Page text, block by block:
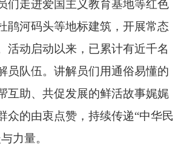
们走进爱国主义教育基地等红色
鹃河码头等地标建筑， 开展常态
活动启动以来， 已累计有近千名
员队伍。 讲解员们用通俗易懂的
互助、 共促发展的鲜活故事娓娓
众的由衷点赞， 持续传递“中华民
力量。